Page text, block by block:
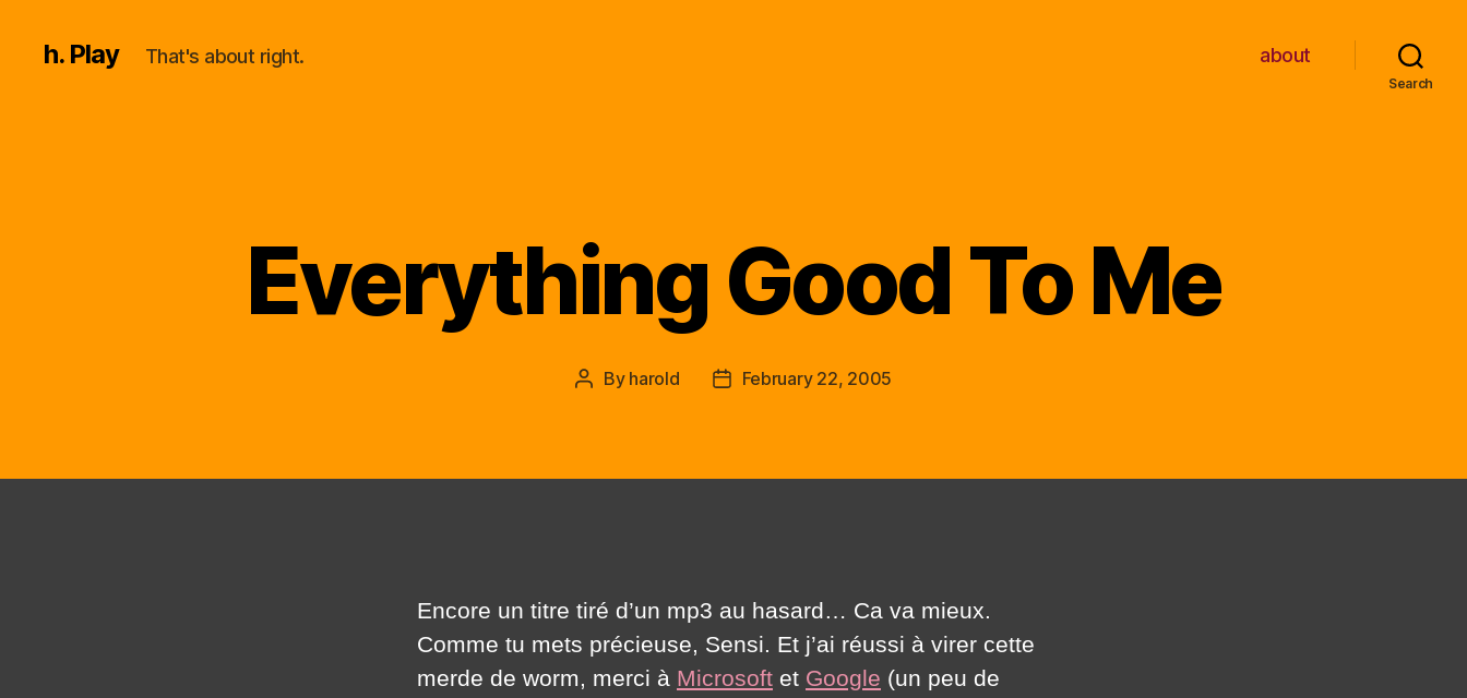
h. Play That's about right. about
Search
Everything Good To Me
Post
By harold
PostFebruary 22, 2005
Encore un titre tiré d’un mp3 au hasard… Ca va mieux.
Comme tu mets précieuse, Sensi. Et j’ai réussi à virer cette
merde de worm, merci à Microsoft et Google (un peu de